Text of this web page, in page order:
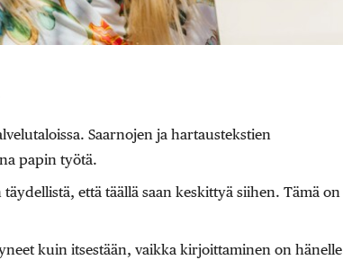
Saarnojen ja hartaustekstien
papin työtä.
että täällä saan keskittyä siihen. Tämä on
kuin itsestään, vaikka kirjoittaminen on hänelle